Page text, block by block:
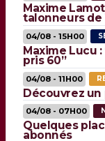
Maxime
talonneurs de
04/08 - 15H00
Maxime Lucu
pris 60”
04/08 - 11H00
Découvrez un
04/08 - 07H00
Quelques
abonnés